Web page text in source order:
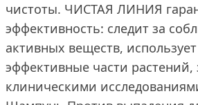
чистоты. ЧИСТАЯ ЛИНИЯ
эффективность: следит за
активных веществ,
эффективные части растений,
клиническими